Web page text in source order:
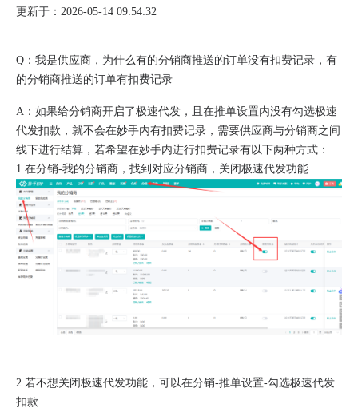
更新于：2026-05-14 09:54:32
Q：我是供应商，为什么有的分销商推送的订单没有扣费记录，有
的分销商推送的订单有扣费记录
A：如果给分销商开启了极速代发，且在推单设置内没有勾选极速
代发扣款，就不会在妙手内有扣费记录，需要供应商与分销商之间
线下进行结算，若希望在妙手内进行扣费记录有以下两种方式：
1.在分销-我的分销商，找到对应分销商，关闭极速代发功能
2.若不想关闭极速代发功能，可以在分销-推单设置-勾选极速代发
扣款